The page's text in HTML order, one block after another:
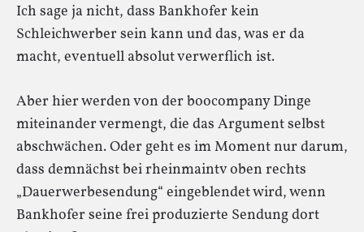
Ich sage ja nicht, dass Bankhofer kein
Schleichwerber sein kann und das, was er da
macht, eventuell absolut verwerflich ist.
Aber hier werden von der boocompany Dinge
miteinander vermengt, die das Argument selbst
abschwächen. Oder geht es im Moment nur darum,
dass demnächst bei rheinmaintv oben rechts
„Dauerwerbesendung“ eingeblendet wird, wenn
Bankhofer seine frei produzierte Sendung dort